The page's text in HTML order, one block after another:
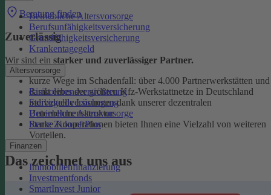
Betriebliche Altersvorsorge
Berufsunfähigkeitsversicherung
Grundfähigkeitsversicherung
Krankentagegeld
Altersvorsorge
Risikolebensversicherung
Sterbegeldversicherung
Betriebliche Altersvorsorge
Rente ZukunftPlus
Finanzen
Immobilienfinanzierung
Investmentfonds
SmartInvest Junior
Beratung finden
Zuverlässig
Wir sind ein starker und zuverlässiger Partner.
kurze Wege im Schadenfall: über 4.000 Partnerwerkstätten und
damit eines der größten Kfz-Werkstattnetze in Deutschland
individuelle Lösungen dank unserer dezentralen
Unternehmensstruktur
Starke Kooperationen bieten Ihnen eine Vielzahl von weiteren
Vorteilen.
Das zeichnet uns aus